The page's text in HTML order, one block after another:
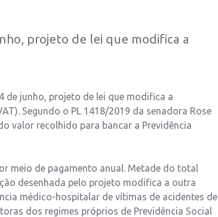
projeto de lei que modifica a
de junho, projeto de lei que modifica a
Segundo o PL 1418/2019 da senadora Rose
valor recolhido para bancar a Previdência
meio de pagamento anual. Metade do total
desenhada pelo projeto modifica a outra
médico-hospitalar de vítimas de acidentes de
dos regimes próprios de Previdência Social